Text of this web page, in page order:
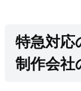
特急対応
制作会社